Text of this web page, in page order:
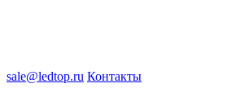
sale@ledtop.ru Контакты